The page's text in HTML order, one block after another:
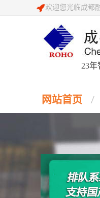
欢迎您光临成都
23
网站首页